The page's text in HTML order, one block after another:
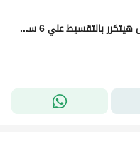
توين هاوس برايم لوكيشن بحري بسعر مش هيتكرر بالتقسيط علي 6 سنين في كمبوند سور بسور مدينتي كمبوند ساكن بالفعل ومتكامل الخدمات والمرافق